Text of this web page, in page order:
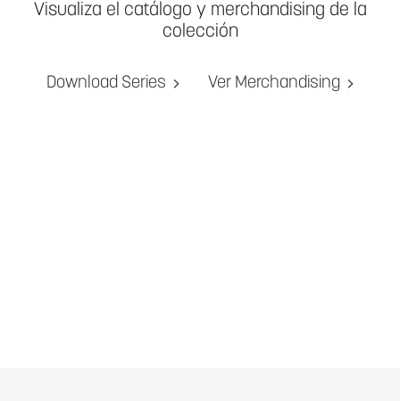
Visualiza el catálogo y merchandising de la
colección
Download Series Ver Merchandising